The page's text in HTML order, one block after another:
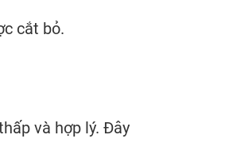
cắt bỏ.
và hợp lý. Đây